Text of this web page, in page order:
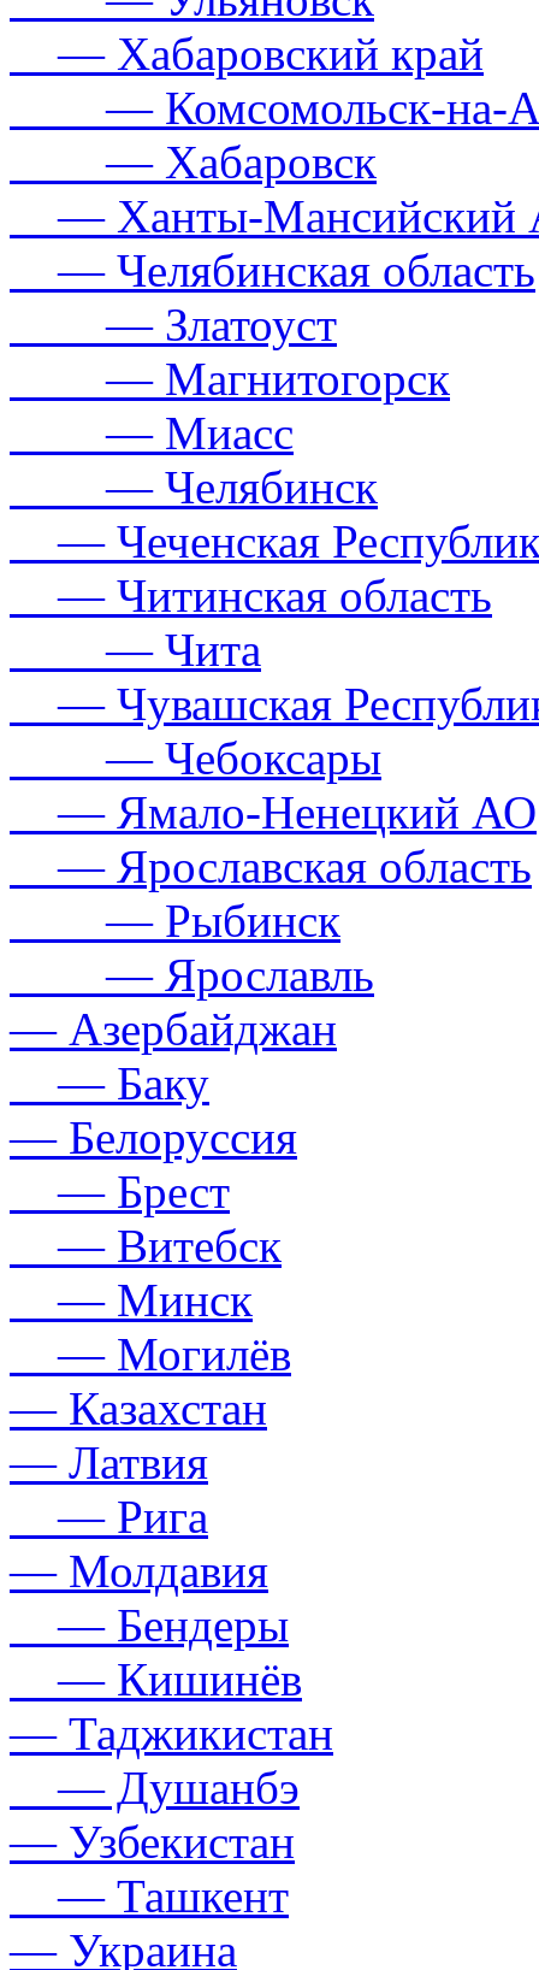
— Хабаровский край
— Комсомольск-на-
— Хабаровск
— Ханты-Мансийский
— Челябинская область
— Златоуст
— Магнитогорск
— Миасс
— Челябинск
— Чеченская
— Читинская область
— Чита
— Чувашская
— Чебоксары
— Ямало-Ненецкий АО
— Ярославская область
— Рыбинск
— Ярославль
— Азербайджан
— Баку
— Белоруссия
— Брест
— Витебск
— Минск
— Могилёв
— Казахстан
— Латвия
— Рига
— Молдавия
— Бендеры
— Кишинёв
— Таджикистан
— Душанбэ
— Узбекистан
— Ташкент
— Украина